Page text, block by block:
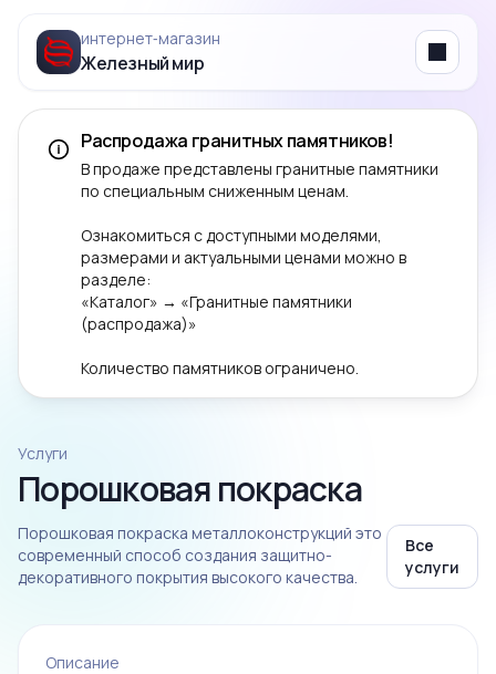
интернет‑магазин
Железный мир Menu
Распродажа гранитных памятников!
В продаже представлены гранитные памятники
по специальным сниженным ценам.
Ознакомиться с доступными моделями,
размерами и актуальными ценами можно в
разделе:
«Каталог» → «Гранитные памятники
(распродажа)»
Количество памятников ограничено.
Услуги
Порошковая покраска
Порошковая покраска металлоконструкций это
современный способ создания защитно-
декоративного покрытия высокого качества.
Все
услуги
Описание